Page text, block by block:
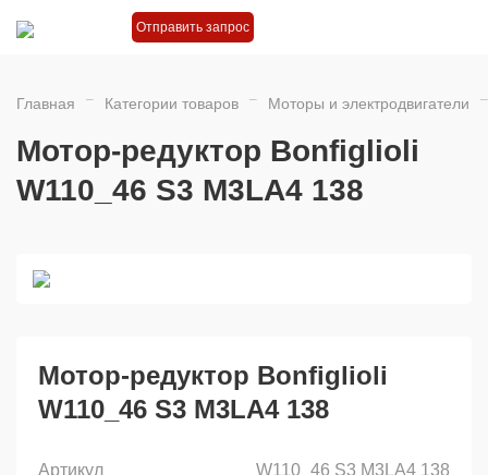
Отправить запрос
Главная Категории товаров Моторы и электродвигатели
Мотор-редуктор Bonfiglioli
W110_46 S3 M3LA4 138
Мотор-редуктор Bonfiglioli
W110_46 S3 M3LA4 138
Артикул
W110_46 S3 M3LA4 138